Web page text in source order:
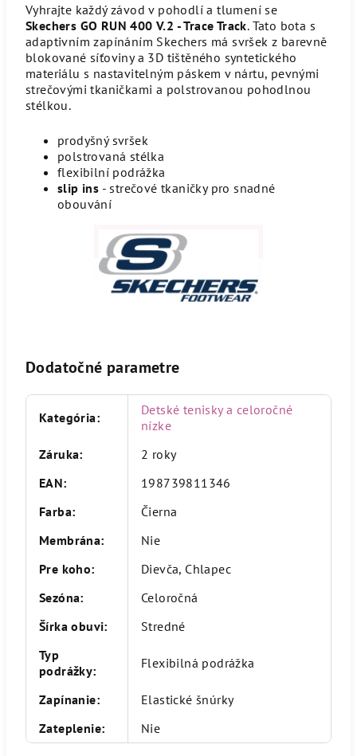
Vyhrajte každý závod v pohodlí a tlumení se
Skechers GO RUN 400 V.2 - Trace Track. Tato bota s
adaptivním zapínáním Skechers má svršek z barevně
blokované síťoviny a 3D tištěného syntetického
materiálu s nastavitelným páskem v nártu, pevnými
strečovými tkaničkami a polstrovanou pohodlnou
stélkou.
prodyšný svršek
polstrovaná stélka
flexibilní podrážka
slip ins - strečové tkaničky pro snadné
obouvání
Dodatočné parametre
Kategória:
Detské tenisky a celoročné
nízke
Záruka:
2 roky
EAN:
198739811346
Farba:
Čierna
Membrána:
Nie
Pre koho:
Dievča, Chlapec
Sezóna:
Celoročná
Šírka obuvi:
Stredné
Typ
podrážky: Flexibilná podrážka
Zapínanie:
Elastické šnúrky
Zateplenie: Nie